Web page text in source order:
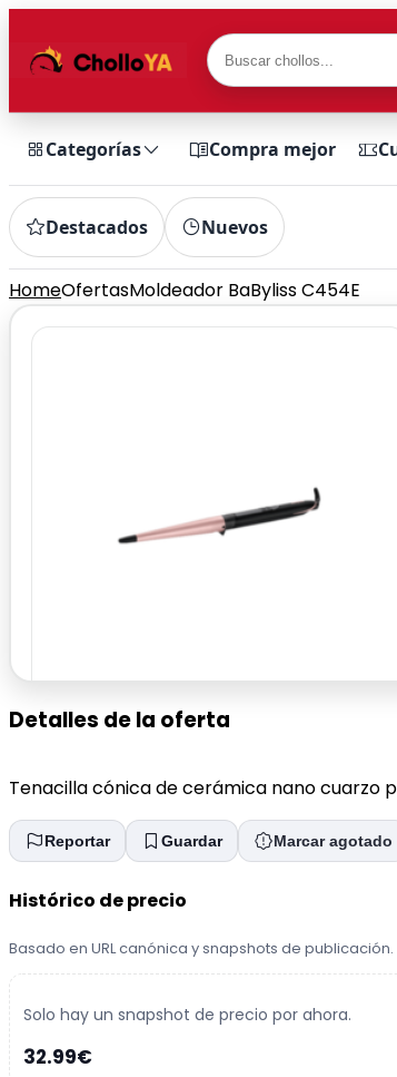
Categorías Compra mejor
Destacados Nuevos
HomeOfertasMoldeador BaByliss C454E
Detalles de la oferta
Tenacilla cónica de cerámica nano cuarzo
Reportar Guardar Marcar agotado
Histórico de precio
Basado en URL canónica y snapshots de publicación.
Solo hay un snapshot de precio por ahora.
32.99€